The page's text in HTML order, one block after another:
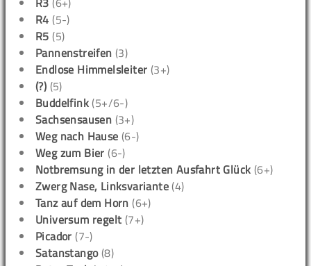
R4 (5-)
R5 (5)
Pannenstreifen (3)
Endlose Himmelsleiter (3+)
(?) (5)
Buddelfink (5+/6-)
Sachsensausen (3+)
Weg nach Hause (6-)
Weg zum Bier (6-)
Notbremsung in der letzten Ausfahrt Glück (6+)
Zwerg Nase, Linksvariante (4)
Tanz auf dem Horn (6+)
Universum regelt (7+)
Picador (7-)
Satanstango(8)